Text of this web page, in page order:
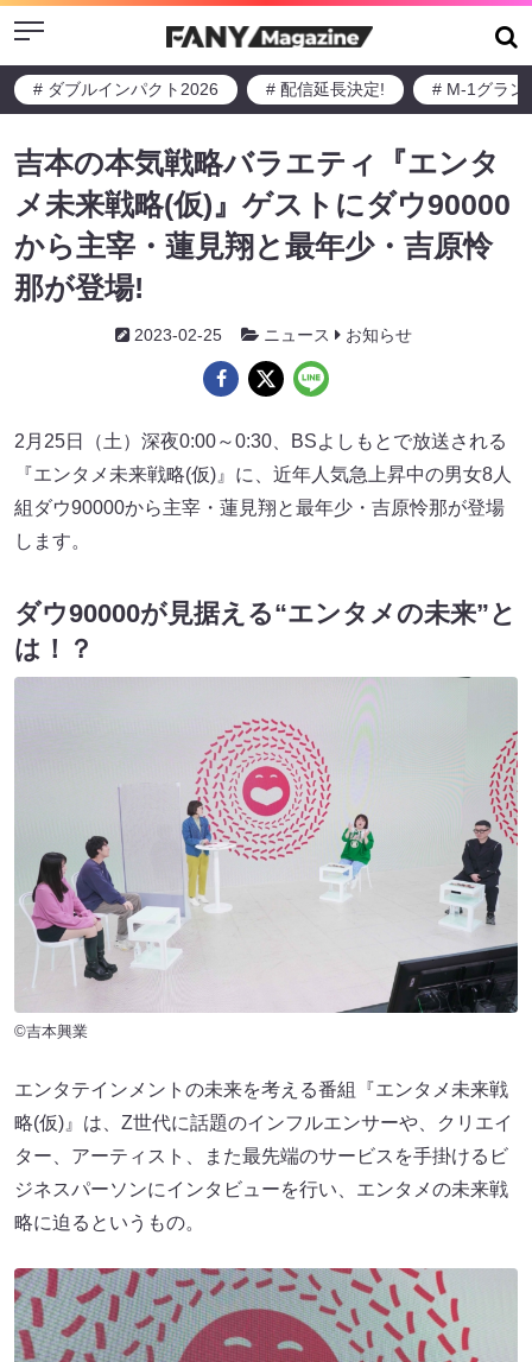
Menu
# ダブルインパクト2026 # 配信延長決定! # M-1グラン
吉本の本気戦略バラエティ『エンタ
メ未来戦略(仮)』ゲストにダウ90000
から主宰・蓮見翔と最年少・吉原怜
那が登場!
2023-02-25 ニュース お知らせ
2月25日（土）深夜0:00～0:30、BSよしもとで放送される
『エンタメ未来戦略(仮)』に、近年人気急上昇中の男女8人
組ダウ90000から主宰・蓮見翔と最年少・吉原怜那が登場
します。
ダウ90000が見据える“エンタメの未来”と
は！？
©吉本興業
エンタテインメントの未来を考える番組『エンタメ未来戦
略(仮)』は、Z世代に話題のインフルエンサーや、クリエイ
ター、アーティスト、また最先端のサービスを手掛けるビ
ジネスパーソンにインタビューを行い、エンタメの未来戦
略に迫るというもの。